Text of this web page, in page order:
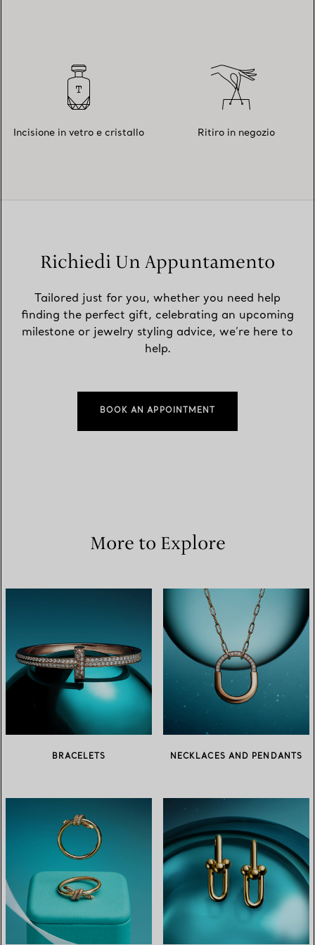
Incisione in vetro e cristallo Ritiro in negozio
Richiedi Un Appuntamento
Tailored just for you, whether you need help
finding the perfect gift, celebrating an upcoming
milestone or jewelry styling advice, we’re here to
help.
BOOK AN APPOINTMENT
More to Explore
BRACELETS NECKLACES AND PENDANTS